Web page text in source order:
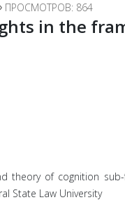
ПРОСМОТРОВ: 864
in the
theory of cognition
State Law University